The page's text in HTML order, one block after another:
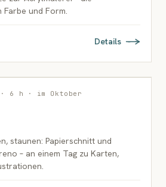
Farbe und Form.
Details
6 h · im Oktober
staunen: Papierschnitt und
– an einem Tag zu Karten,